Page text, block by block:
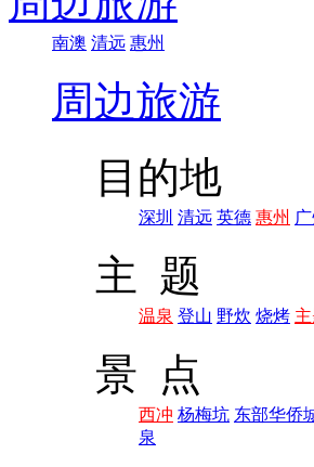
南澳 清远 惠州
周边旅游
目的地
深圳 清远 英德 惠州
主 题
温泉 登山 野炊 烧烤
景 点
西冲 杨梅坑 东部华侨
泉